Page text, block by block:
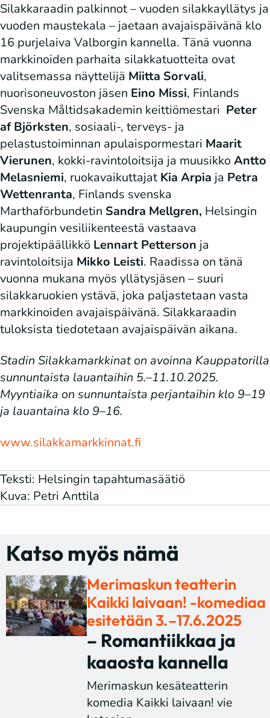
Silakkaraadin palkinnot – vuoden silakkayllätys ja
vuoden maustekala – jaetaan avajaispäivänä klo
16 purjelaiva Valborgin kannella. Tänä vuonna
markkinoiden parhaita silakkatuotteita ovat
valitsemassa näyttelijä Miitta Sorvali,
nuorisoneuvoston jäsen Eino Missi, Finlands
Svenska Måltidsakademin keittiömestari Peter
af Björksten, sosiaali-, terveys- ja
pelastustoiminnan apulaispormestari Maarit
Vierunen, kokki-ravintoloitsija ja muusikkoAntto
Melasniemi, ruokavaikuttajat Kia Arpia ja Petra
Wettenranta, Finlands svenska
Marthaförbundetin Sandra Mellgren, Helsingin
kaupungin vesiliikenteestä vastaava
projektipäällikkö Lennart Petterson ja
ravintoloitsija Mikko Leisti. Raadissa on tänä
vuonna mukana myös yllätysjäsen – suuri
silakkaruokien ystävä, joka paljastetaan vasta
markkinoiden avajaispäivänä. Silakkaraadin
tuloksista tiedotetaan avajaispäivän aikana.
Stadin Silakkamarkkinat on avoinna Kauppatorilla
sunnuntaista lauantaihin 5.–11.10.2025.
Myyntiaika on sunnuntaista perjantaihin klo 9–19
ja lauantaina klo 9–16.
www.silakkamarkkinnat.fi
Teksti: Helsingin tapahtumasäätiö
Kuva: Petri Anttila
Katso myös nämä
Merimaskun teatterin
Kaikki laivaan! -komediaa
esitetään 3.–17.6.2025
– Romantiikkaa ja
kaaosta kannella
Merimaskun kesäteatterin
komedia Kaikki laivaan! vie